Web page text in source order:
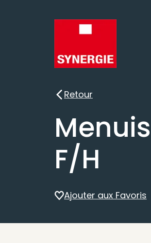
Retour
Retour
F/H
Ajouter aux Favoris